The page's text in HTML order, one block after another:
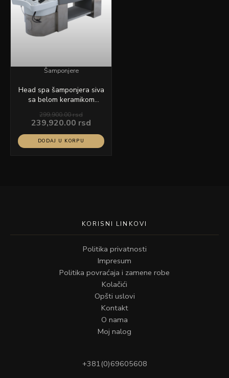
Šamponjere
Head spa šamponjera siva
sa belom keramikom
299,900.00rsd
239,920.00 rsd
DODAJ U KORPU
KORISNI LINKOVI
Politika privatnosti
Impresum
Politika povraćaja i zamene robe
Kolačići
Opšti uslovi
Kontakt
O nama
Moj nalog
+381(0)69605608